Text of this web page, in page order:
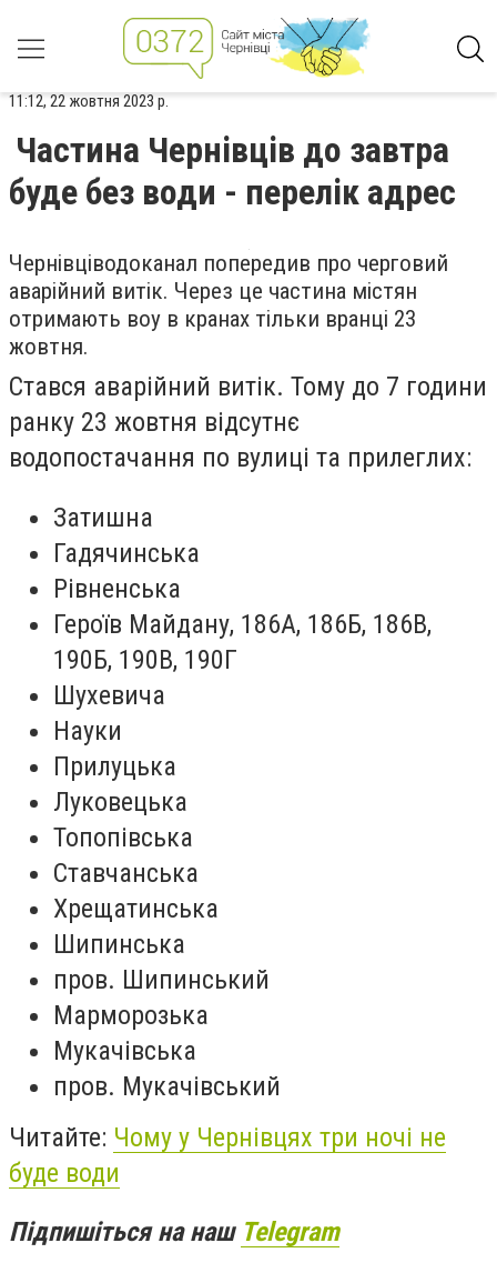
11:12, 22 жовтня 2023 р.
Частина Чернівців до завтра
буде без води - перелік адрес
Чернівціводоканал попередив про черговий
аварійний витік. Через це частина містян
отримають воу в кранах тільки вранці 23
жовтня.
Стався аварійний витік. Тому до 7 години
ранку 23 жовтня відсутнє
водопостачання по вулиці та прилеглих:
Затишна
Гадячинська
Рівненська
Героїв Майдану, 186А, 186Б, 186В,
190Б, 190В, 190Г
Шухевича
Науки
Прилуцька
Луковецька
Топопівська
Ставчанська
Хрещатинська
Шипинська
пров. Шипинський
Марморозька
Мукачівська
пров. Мукачівський
Читайте: Чому у Чернівцях три ночі не
буде води
Підпишіться на наш Telegram